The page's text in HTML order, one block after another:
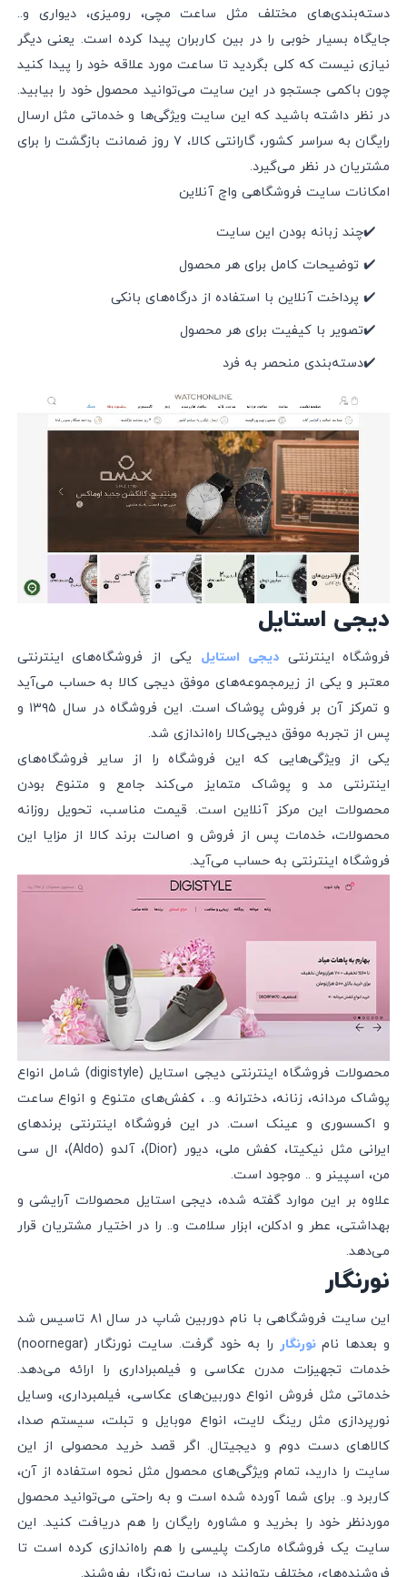
دسته‌‌بندی‌های مختلف مثل ساعت مچی، رومیزی، دیواری و..
جایگاه بسیار خوبی را در بین کاربران پیدا کرده است. یعنی دیگر
نیازی نیست که کلی بگردید تا ساعت مورد علاقه خود را پیدا کنید
چون باکمی جستجو در این سایت می‌توانید محصول خود را بیابید.
در نظر داشته باشید که این سایت ویژگی‌ها و خدماتی مثل ارسال
رایگان به سراسر کشور، گارانتی کالا، ۷ روز ضمانت بازگشت را برای
مشتریان در نظر می‌گیرد.
امکانات سایت فروشگاهی واچ آنلاین
✔️چند زبانه بودن این سایت
✔️ توضیحات کامل برای هر محصول
✔️ پرداخت آنلاین با استفاده از درگاه‌های بانکی
✔️تصویر با کیفیت برای هر محصول
✔️دسته‌‌بندی منحصر به فرد
دیجی‌ استایل
فروشگاه اینترنتیدیجی استایل
یکی از فروشگاه‌های اینترنتی
معتبر و یکی از زیرمجموعه‌های موفق دیجی کالا به حساب می‌آید
و تمرکز آن بر فروش پوشاک است. این فروشگاه در سال ۱۳۹۵ و
پس از تجربه موفق دیجی‌کالا راه‌اندازی شد.
یکی از ویژگی‌هایی که این فروشگاه را از سایر فروشگاه‌های
اینترنتی مد و پوشاک متمایز می‌کند جامع و متنوع بودن
محصولات این مرکز آنلاین است. قیمت مناسب،‌ تحویل روزانه
محصولات،‌ خدمات پس از فروش و اصالت برند کالا از مزایا این
فروشگاه اینترنتی به حساب می‌آید.
محصولات فروشگاه اینترنتی دیجی استایل (digistyle) شامل انواع
پوشاک مردانه، زنانه، دخترانه و.. ، کفش‌های متنوع و انواع ساعت
و اکسسوری و عینک است. در این فروشگاه اینترنتی برندهای
ایرانی مثل نیکیتا، کفش ملی، دیور (Dior)، آلدو (Aldo)، ال سی
من، اسپینر و .. موجود است.
علاوه بر این موارد گفته شده، دیجی استایل محصولات آرایشی و
بهداشتی، عطر و ادکلن،‌ ابزار سلامت و.. را در اختیار مشتریان قرار
می‌دهد.
نورنگار
این سایت فروشگاهی با نام دوربین شاپ در سال ۸۱ تاسیس شد
و بعدها نامنورنگار
را به خود گرفت. سایت نورنگار (noornegar)
خدمات تجهیزات مدرن عکاسی و فیلمبراداری را ارائه می‌دهد.
خدماتی مثل فروش انواع دوربین‌های عکاسی، فیلمبرداری، وسایل
نورپردازی مثل رینگ لایت،‌ انواع موبایل و تبلت،‌ سیستم صدا،
کالاهای دست دوم و دیجیتال. اگر قصد خرید محصولی از این
سایت را دارید،‌ تمام ویژگی‌های محصول مثل نحوه استفاده از آن،
کاربرد و.. برای شما آورده شده است و به راحتی می‌توانید محصول
موردنظر خود را بخرید و مشاوره رایگان را هم دریافت کنید. این
سایت یک فروشگاه مارکت پلیسی را هم راه‌اندازی کرده است تا